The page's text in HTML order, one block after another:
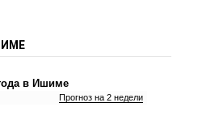
в Ишиме
Прогноз на 2 недели